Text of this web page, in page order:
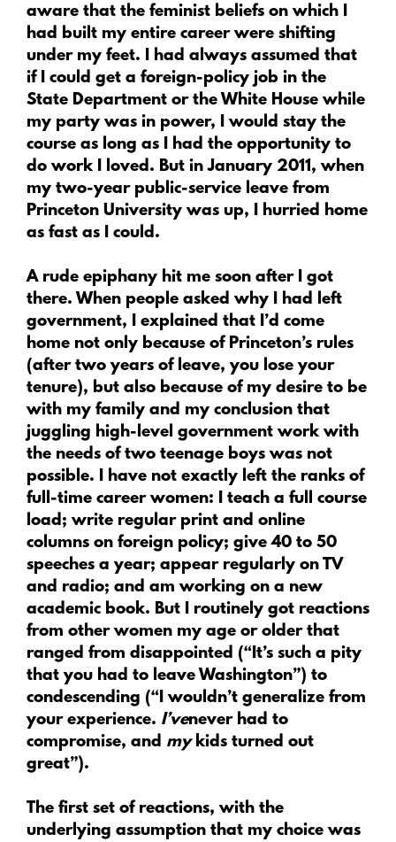
aware that the feminist beliefs on which I
had built my entire career were shifting
under my feet. I had always assumed that
if I could get a foreign-policy job in the
State Department or the White House while
my party was in power, I would stay the
course as long as I had the opportunity to
do work I loved. But in January 2011, when
my two-year public-service leave from
Princeton University was up, I hurried home
as fast as I could.
A rude epiphany hit me soon after I got
there. When people asked why I had left
government, I explained that I’d come
home not only because of Princeton’s rules
(after two years of leave, you lose your
tenure), but also because of my desire to be
with my family and my conclusion that
juggling high-level government work with
the needs of two teenage boys was not
possible. I have not exactly left the ranks of
full-time career women: I teach a full course
load; write regular print and online
columns on foreign policy; give 40 to 50
speeches a year; appear regularly on TV
and radio; and am working on a new
academic book. But I routinely got reactions
from other women my age or older that
ranged from disappointed (“It’s such a pity
that you had to leave Washington”) to
condescending (“I wouldn’t generalize from
your experience. I’venever had to
compromise, and mykids turned out
great”).
The first set of reactions, with the
underlying assumption that my choice was